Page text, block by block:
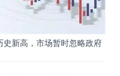
新高，市场暂时忽略政府